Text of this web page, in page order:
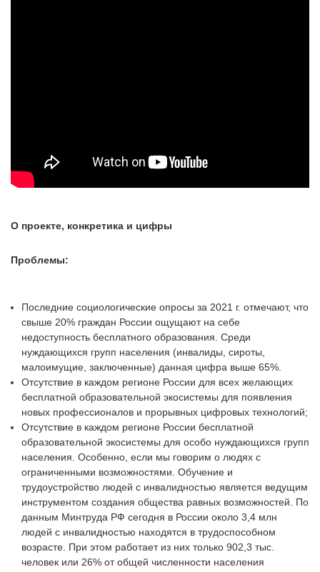
О проекте, конкретика и цифры
Проблемы:
Последние социологические опросы за 2021 г. отмечают, что
свыше 20% граждан России ощущают на себе
недоступность бесплатного образования. Среди
нуждающихся групп населения (инвалиды, сироты,
малоимущие, заключенные) данная цифра выше 65%.
Отсутствие в каждом регионе России для всех желающих
бесплатной образовательной экосистемы для появления
новых профессионалов и прорывных цифровых технологий;
Отсутствие в каждом регионе России бесплатной
образовательной экосистемы для особо нуждающихся групп
населения. Особенно, если мы говорим о людях с
ограниченными возможностями. Обучение и
трудоустройство людей с инвалидностью является ведущим
инструментом создания общества равных возможностей. По
данным Минтруда РФ сегодня в России около 3,4 млн
людей с инвалидностью находятся в трудоспособном
возрасте. При этом работает из них только 902,3 тыс.
человек или 26% от общей численности населения